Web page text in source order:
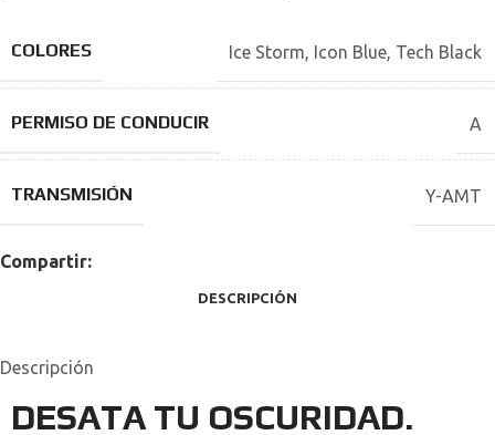
COLORES Ice Storm Icon Blue Tech Black
PERMISO DE CONDUCIR A
TRANSMISIÓN Y-AMT
Compartir:
DESCRIPCIÓN
Descripción
DESATA TU OSCURIDAD.